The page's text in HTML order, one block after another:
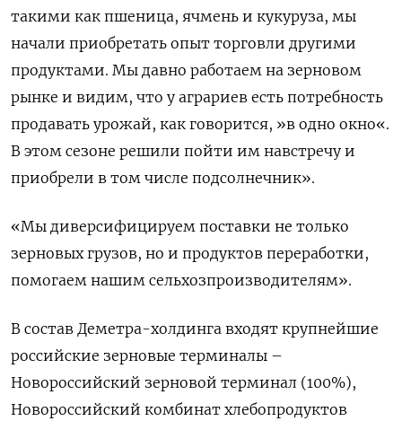
такими как пшеница, ячмень и кукуруза, мы
начали приобретать опыт торговли другими
продуктами. Мы давно работаем на зерновом
рынке и видим, что у аграриев есть потребность
продавать урожай, как говорится, »в одно окно«.
В этом сезоне решили пойти им навстречу и
приобрели в том числе подсолнечник».
«Мы диверсифицируем поставки не только
зерновых грузов, но и продуктов переработки,
помогаем нашим сельхозпроизводителям».
В состав Деметра-холдинга входят крупнейшие
российские зерновые терминалы –
Новороссийский зерновой терминал (100%),
Новороссийский комбинат хлебопродуктов